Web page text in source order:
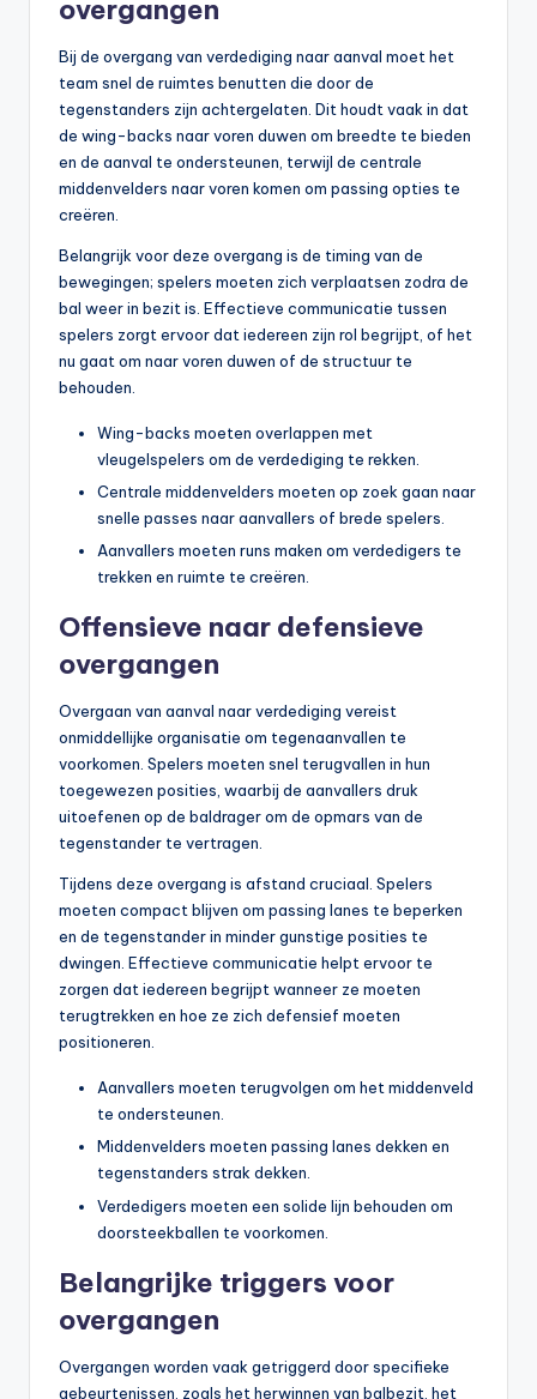
overgangen
Bij de overgang van verdediging naar aanval moet het
team snel de ruimtes benutten die door de
tegenstanders zijn achtergelaten. Dit houdt vaak in dat
de wing-backs naar voren duwen om breedte te bieden
en de aanval te ondersteunen, terwijl de centrale
middenvelders naar voren komen om passing opties te
creëren.
Belangrijk voor deze overgang is de timing van de
bewegingen; spelers moeten zich verplaatsen zodra de
bal weer in bezit is. Effectieve communicatie tussen
spelers zorgt ervoor dat iedereen zijn rol begrijpt, of het
nu gaat om naar voren duwen of de structuur te
behouden.
Wing-backs moeten overlappen met
vleugelspelers om de verdediging te rekken.
Centrale middenvelders moeten op zoek gaan naar
snelle passes naar aanvallers of brede spelers.
Aanvallers moeten runs maken om verdedigers te
trekken en ruimte te creëren.
Offensieve naar defensieve
overgangen
Overgaan van aanval naar verdediging vereist
onmiddellijke organisatie om tegenaanvallen te
voorkomen. Spelers moeten snel terugvallen in hun
toegewezen posities, waarbij de aanvallers druk
uitoefenen op de baldrager om de opmars van de
tegenstander te vertragen.
Tijdens deze overgang is afstand cruciaal. Spelers
moeten compact blijven om passing lanes te beperken
en de tegenstander in minder gunstige posities te
dwingen. Effectieve communicatie helpt ervoor te
zorgen dat iedereen begrijpt wanneer ze moeten
terugtrekken en hoe ze zich defensief moeten
positioneren.
Aanvallers moeten terugvolgen om het middenveld
te ondersteunen.
Middenvelders moeten passing lanes dekken en
tegenstanders strak dekken.
Verdedigers moeten een solide lijn behouden om
doorsteekballen te voorkomen.
Belangrijke triggers voor
overgangen
Overgangen worden vaak getriggerd door specifieke
gebeurtenissen, zoals het herwinnen van balbezit, het